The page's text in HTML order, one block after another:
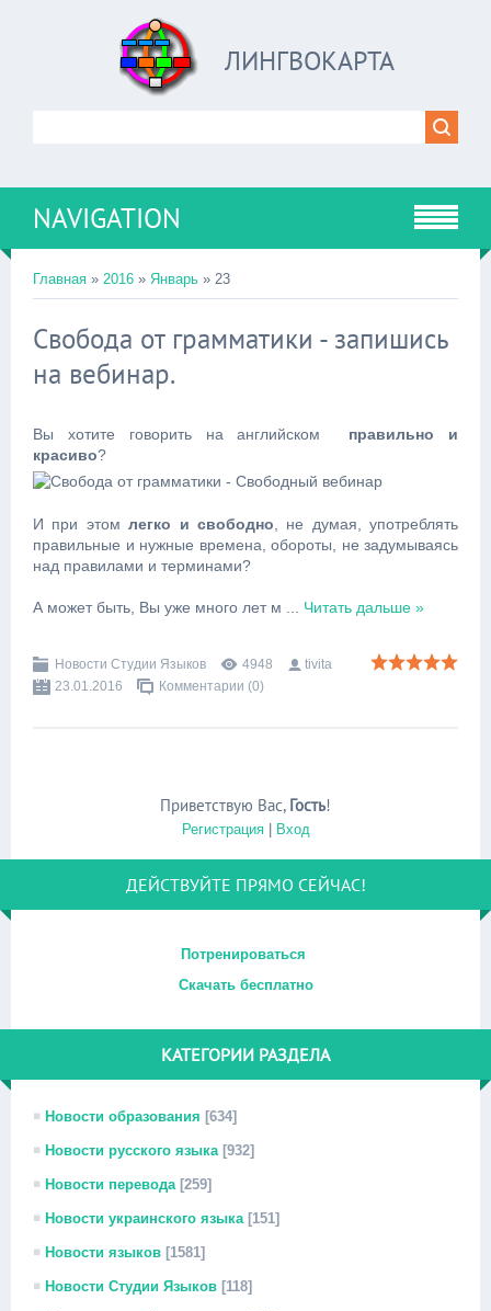
ЛИНГВОКАРТА
NAVIGATION
Главная » 2016 » Январь » 23
Свобода от грамматики - запишись
на вебинар.
Вы хотите говорить на английском
правильно и
красиво?
И при этомлегко и свободно , не думая, употреблять
правильные и нужные времена, обороты, не задумываясь
над правилами и терминами?
А может быть, Вы уже много лет м Читать дальше »
Новости Студии Языков 4948
tivita
23.01.2016
Комментарии (0)
Приветствую Вас, Гость!
Регистрация| Вход
ДЕЙСТВУЙТЕ ПРЯМО СЕЙЧАС!
Потренироваться
Скачать бесплатно
КАТЕГОРИИ РАЗДЕЛА
Новости образования [634]
Новости русского языка [932]
Новости перевода [259]
Новости украинского языка [151]
Новости языков [1581]
Новости Студии Языков [118]